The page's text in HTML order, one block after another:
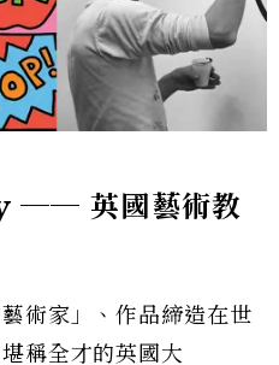
英國藝術教
術家」、作品締造在世
稱全才的英國大